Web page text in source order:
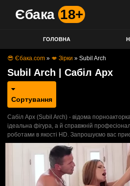
Єбака 18+
ГОЛОВНА
😎 Єбака.com » 💋 Зірки » Subil Arch
Subil Arch | Сабіл Арх
Сортування
Сабіл Арх (Subil Arch) - відома
ідеальна фігура, а й справжній
роботами в якості HD. Запрошуємо вас